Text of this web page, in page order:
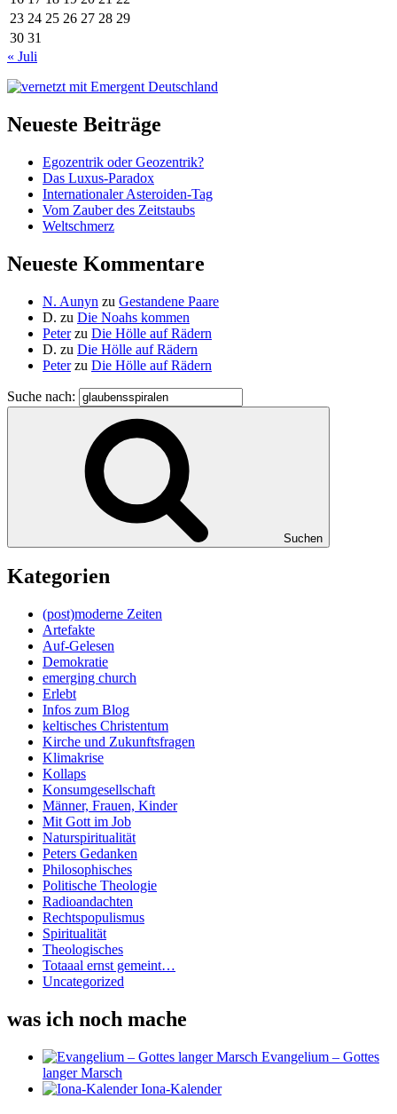
23 24 25 26 27 28 29
30 31
« Juli
Neueste Beiträge
Egozentrik oder Geozentrik?
Das Luxus-Paradox
Internationaler Asteroiden-Tag
Vom Zauber des Zeitstaubs
Weltschmerz
Neueste Kommentare
N. Aunyn zu Gestandene Paare
D. zu Die Noahs kommen
Peterzu Die Hölle auf Rädern
D. zu Die Hölle auf Rädern
Peterzu Die Hölle auf Rädern
Suche nach:
Suchen
Kategorien
(post)moderne Zeiten
Artefakte
Auf-Gelesen
Demokratie
emerging church
Erlebt
Infos zum Blog
keltisches Christentum
Kirche und Zukunftsfragen
Klimakrise
Kollaps
Konsumgesellschaft
Männer, Frauen, Kinder
Mit Gott im Job
Naturspiritualität
Peters Gedanken
Philosophisches
Politische Theologie
Radioandachten
Rechtspopulismus
Spiritualität
Theologisches
Totaaal ernst gemeint…
Uncategorized
was ich noch mache
Evangelium – Gottes
langer Marsch
Iona-Kalender